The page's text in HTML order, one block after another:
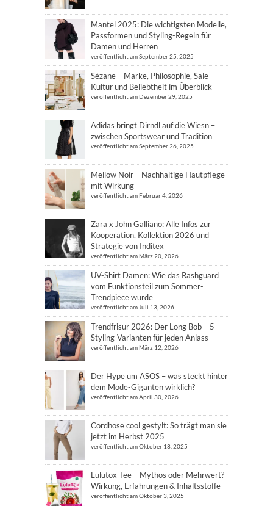
Mantel 2025: Die wichtigsten Modelle,
Passformen und Styling-Regeln für
Damen und Herren
veröffentlicht am September 25, 2025
Sézane – Marke, Philosophie, Sale-
Kultur und Beliebtheit im Überblick
veröffentlicht am Dezember 29, 2025
Adidas bringt Dirndl auf die Wiesn –
zwischen Sportswear und Tradition
veröffentlicht am September 26, 2025
Mellow Noir – Nachhaltige Hautpflege
mit Wirkung
veröffentlicht am Februar 4, 2026
Zara x John Galliano: Alle Infos zur
Kooperation, Kollektion 2026 und
Strategie von Inditex
veröffentlicht am März 20, 2026
UV-Shirt Damen: Wie das Rashguard
vom Funktionsteil zum Sommer-
Trendpiece wurde
veröffentlicht am Juli 13, 2026
Trendfrisur 2026: Der Long Bob – 5
Styling-Varianten für jeden Anlass
veröffentlicht am März 12, 2026
Der Hype um ASOS – was steckt hinter
dem Mode-Giganten wirklich?
veröffentlicht am April 30, 2026
Cordhose cool gestylt: So trägt man sie
jetzt im Herbst 2025
veröffentlicht am Oktober 18, 2025
Lulutox Tee – Mythos oder Mehrwert?
Wirkung, Erfahrungen & Inhaltsstoffe
veröffentlicht am Oktober 3, 2025